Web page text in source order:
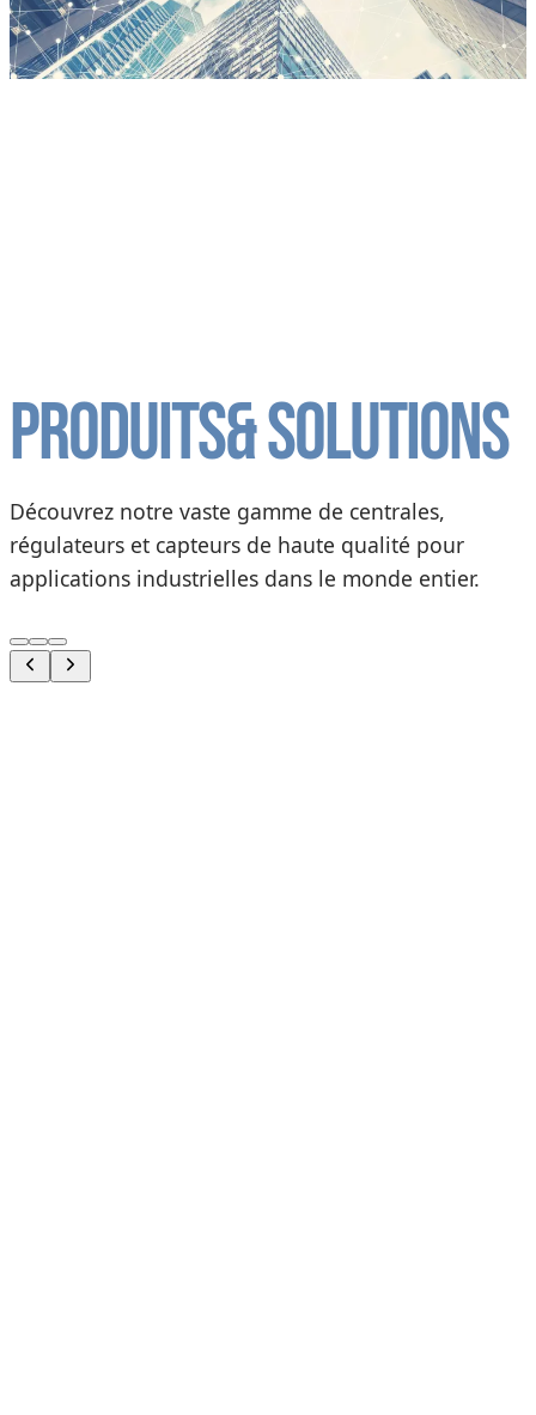
Produits& solutions
Découvrez notre vaste gamme de centrales,
régulateurs et capteurs de haute qualité pour
applications industrielles dans le monde entier.